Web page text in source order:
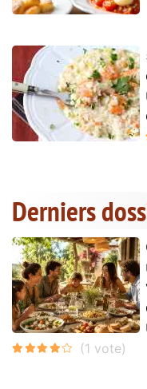
Derniers